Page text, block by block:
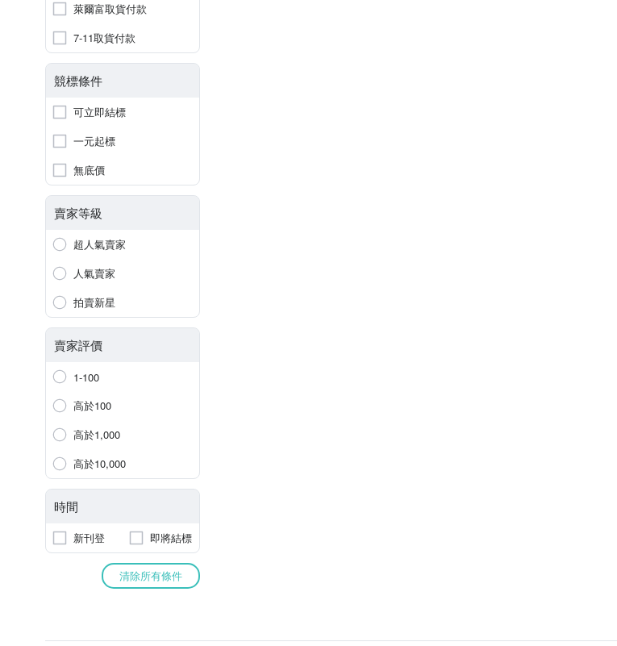
萊爾富取貨付款
7-11取貨付款
競標條件
可立即結標
一元起標
無底價
賣家等級
超人氣賣家
人氣賣家
拍賣新星
賣家評價
1-100
高於100
高於1,000
高於10,000
時間
新刊登 即將結標
清除所有條件